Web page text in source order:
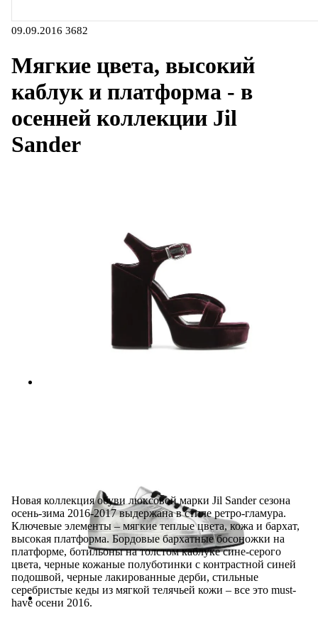
09.09.2016 3682
Мягкие цвета, высокий
каблук и платформа - в
осенней коллекции Jil
Sander
Новая коллекция обуви люксовой марки Jil Sander сезона
осень-зима 2016-2017 выдержана в стиле ретро-гламура.
Ключевые элементы – мягкие теплые цвета, кожа и бархат,
высокая платформа. Бордовые бархатные босоножки на
платформе, ботильоны на толстом каблуке сине-серого
цвета, черные кожаные полуботинки с контрастной синей
подошвой, черные лакированные дерби, стильные
серебристые кеды из мягкой телячьей кожи – все это must-
have осени 2016.